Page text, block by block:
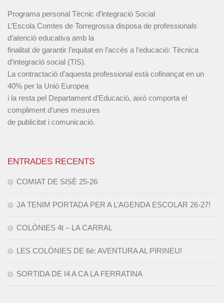
Programa personal Tècnic d’integració Social
L’Escola Comtes de Torregrossa disposa de professionals
d’atenció educativa amb la
finalitat de garantir l’equitat en l’accés a l’educació: Tècnica
d’integració social (TIS).
La contractació d’aquesta professional està cofinançat en un
40% per la Unió Europea
i la resta pel Departament d’Educació, això comporta el
compliment d’unes mesures
de publicitat i comunicació.
ENTRADES RECENTS
COMIAT DE SISÈ 25-26
JA TENIM PORTADA PER A L’AGENDA ESCOLAR 26-27!
COLÒNIES 4t – LA CARRAL
LES COLÒNIES DE 6è: AVENTURA AL PIRINEU!
SORTIDA DE I4 A CA LA FERRATINA